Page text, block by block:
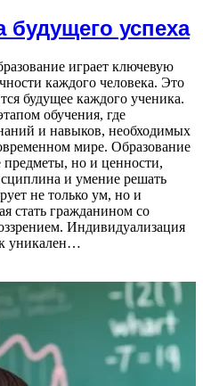
успеха
играет ключевую
каждого человека. Это
будущее каждого ученика.
обучения, где
и навыков, необходимых
мире. Образование
но и ценности,
и умение решать
не только ум, но и
стать гражданином со
Индивидуализация
уникален…